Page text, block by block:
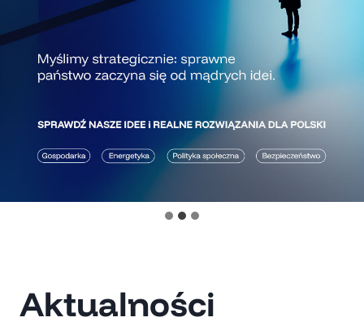
Aktualności